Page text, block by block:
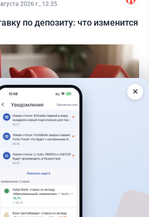
2026 г., 12:35
по депозиту: что изменится
6 августа 2026 г., 15:29
✕